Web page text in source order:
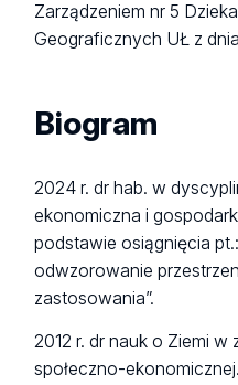
Zarządzeniem nr 5
Geograficznych UŁ z
Biogram
2024 r. dr hab. w
ekonomiczna i
podstawie osiągnięcia
odwzorowanie
zastosowania”.
2012 r. dr nauk o Ziemi w
społeczno-